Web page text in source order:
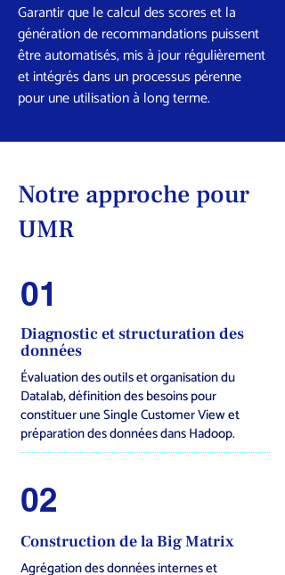
Garantir que le calcul des scores et la
génération de recommandations puissent
être automatisés, mis à jour régulièrement
et intégrés dans un processus pérenne
pour une utilisation à long terme.
Notre approche pour
UMR
01
Diagnostic et structuration des
données
Évaluation des outils et organisation du
Datalab, définition des besoins pour
constituer une Single Customer View et
préparation des données dans Hadoop.
02
Construction de la Big Matrix
Agrégation des données internes et